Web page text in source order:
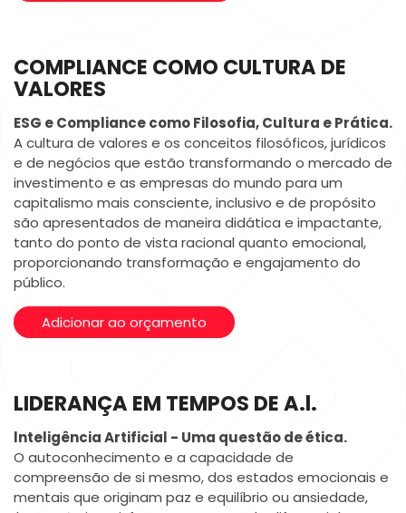
COMPLIANCE COMO CULTURA DE
VALORES
ESG e Compliance como Filosofia, Cultura e Prática.
A cultura de valores e os conceitos filosóficos, jurídicos
e de negócios que estão transformando o mercado de
investimento e as empresas do mundo para um
capitalismo mais consciente, inclusivo e de propósito
são apresentados de maneira didática e impactante,
tanto do ponto de vista racional quanto emocional,
proporcionando transformação e engajamento do
público.
Adicionar ao orçamento
LIDERANÇA EM TEMPOS DE A.l.
lnteligência Artificial - Uma questão de ética.
O autoconhecimento e a capacidade de
compreensão de si mesmo, dos estados emocionais e
mentais que originam paz e equilíbrio ou ansiedade,